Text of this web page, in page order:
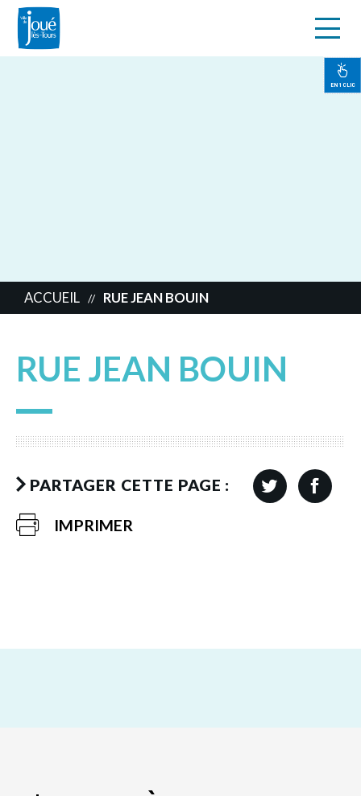
EN 1 CLIC
ACCUEIL // RUE JEAN BOUIN
RUE JEAN BOUIN
PARTAGER CETTE PAGE :
IMPRIMER